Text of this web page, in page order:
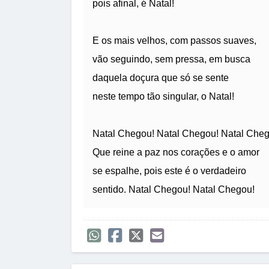
pois afinal, é Natal!
E os mais velhos, com passos suaves,
vão seguindo, sem pressa, em busca
daquela doçura que só se sente
neste tempo tão singular, o Natal!
Natal Chegou! Natal Chegou! Natal
Que reine a paz nos corações e o amor
se espalhe, pois este é o verdadeiro
sentido. Natal Chegou! Natal Chegou!